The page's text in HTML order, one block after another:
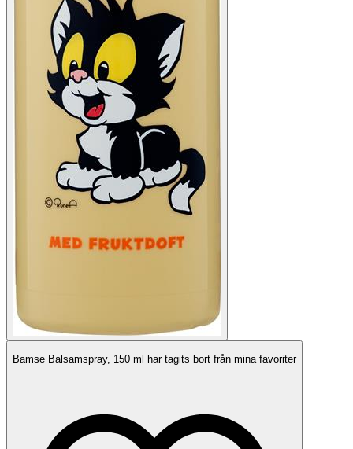
Bamse Balsamspray, 150 ml har tagits bort från mina favoriter